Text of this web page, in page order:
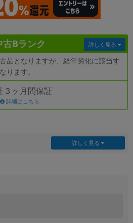
古Bランク
品となりますが、経年劣化に該当す
ります。
詳しく見る
３ヶ月間保証
詳細はこちら
詳しく見る
ります。